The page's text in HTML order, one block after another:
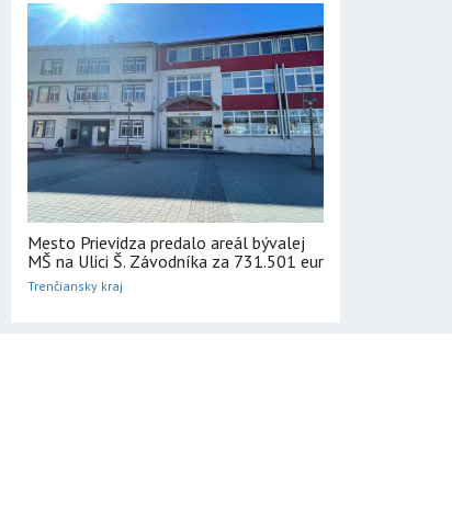
Mesto Prievidza predalo areál bývalej
MŠ na Ulici Š. Závodníka za 731.501 eur
Trenčiansky kraj